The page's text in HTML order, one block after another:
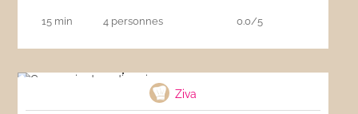
15 min 4 personnes 0.0/5
Ziva